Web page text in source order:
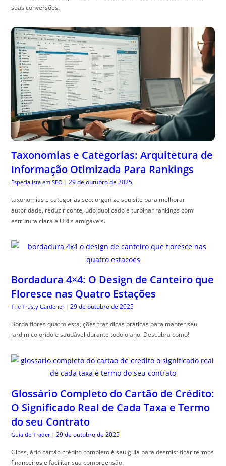
suas conversões.
Taxonomias e Categorias: Arquitetura de
Informação Otimizada Para Rankings
Especialista em SEO | 29 de outubro de 2025
taxonomias e categorias seo: organize seu site para melhorar
autoridade, reduzir conte, údo duplicado e turbinar rankings com
estrutura clara e URLs amigáveis.
Bordadura 4×4: O Design de Canteiro que
Floresce nas Quatro Estações
The Trusty Gardener | 29 de outubro de 2025
Borda flores quatro esta, ções traz dicas práticas para manter seu
jardim colorido e saudável durante todo o ano. Descubra como!
Glossário Completo do Cartão de Crédito:
O Significado Real de Cada Taxa e Termo
do seu Contrato
Guia do Trader | 29 de outubro de 2025
Gloss, ário cartão crédito completo é seu guia para desmistificar termos
financeiros e facilitar sua compreensão.